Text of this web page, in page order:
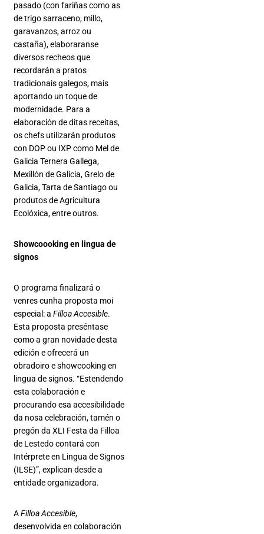
pasado (con fariñas como as
de trigo sarraceno, millo,
garavanzos, arroz ou
castaña), elaboraranse
diversos recheos que
recordarán a pratos
tradicionais galegos, mais
aportando un toque de
modernidade. Para a
elaboración de ditas receitas,
os chefs utilizarán produtos
con DOP ou IXP como Mel de
Galicia Ternera Gallega,
Mexillón de Galicia, Grelo de
Galicia, Tarta de Santiago ou
produtos de Agricultura
Ecolóxica, entre outros.
Showcoooking en lingua de
signos
O programa finalizará o
venres cunha proposta moi
especial: aFilloa Accesible.
Esta proposta preséntase
como a gran novidade desta
edición e ofrecerá un
obradoiro e showcooking en
lingua de signos. “Estendendo
esta colaboración e
procurando esa accesibilidade
da nosa celebración, tamén o
pregón da XLI Festa da Filloa
de Lestedo contará con
Intérprete en Lingua de Signos
(ILSE)”, explican desde a
entidade organizadora.
AFilloa Accesible,
desenvolvida en colaboración